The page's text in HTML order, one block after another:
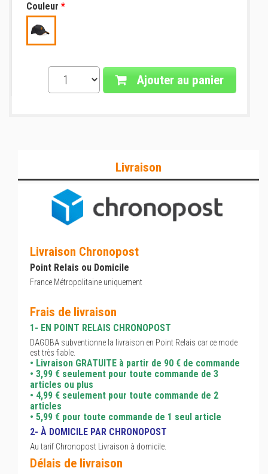
Couleur *
Ajouter au panier
Livraison
Livraison Chronopost
Point Relais ou Domicile
France Métropolitaine uniquement
Frais de livraison
1- EN POINT RELAIS CHRONOPOST
DAGOBA subventionne la livraison en Point Relais car ce mode
est très fiable.
• Livraison GRATUITE à partir de 90 € de commande
• 3,99 € seulement pour toute commande de 3
articles ou plus
• 4,99 € seulement pour toute commande de 2
articles
• 5,99 € pour toute commande de 1 seul article
2- À DOMICILE PAR CHRONOPOST
Au tarif Chronopost Livraison à domicile.
Délais de livraison